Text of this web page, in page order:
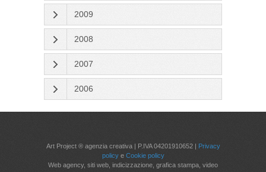
2009
2008
2007
2006
Art Project ® agenzia creativa | P.IVA 04201910652 |
Privacy
policye Cookie policy
Web agency, siti web, indicizzazione, grafica stampa, video